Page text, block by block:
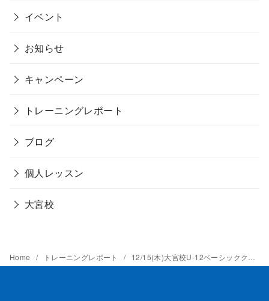
イベント
お知らせ
キャンペーン
トレーニングレポート
ブログ
個人レッスン
大宮校
Home トレーニングレポート 12/15(木)大宮校U-12ベーシッククラストレーニングレポート